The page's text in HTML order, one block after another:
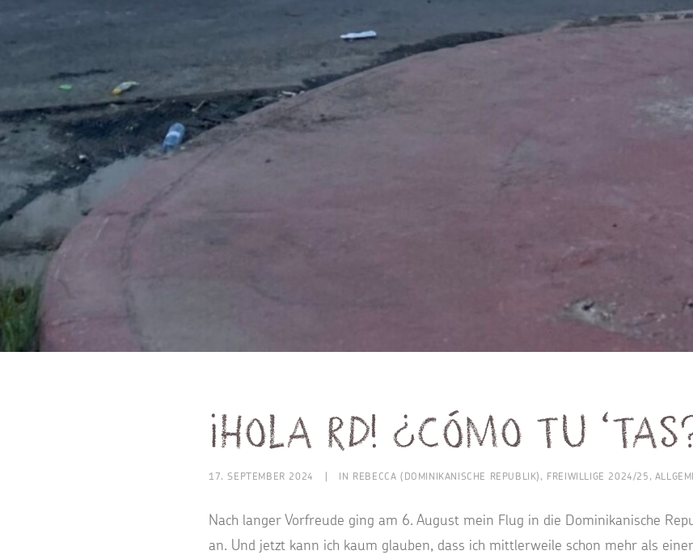
¡Hola RD! ¿Cómo tu
17. SEPTEMBER 2024 IN REBECCA (DOMINIKANISCHE REPUBLIK) , FREIWILLIGE 2024/25 ,
Nach langer Vorfreude ging am 6. August mein Flug in die Dominikanische
an. Und jetzt kann ich kaum glauben, dass ich mittlerweile schon mehr als